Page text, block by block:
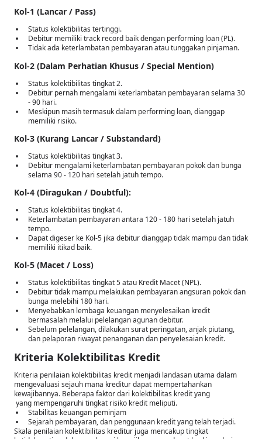
Kol-1 (Lancar / Pass)
Status kolektibilitas tertinggi.
Debitur memiliki track record baik dengan performing loan (PL).
Tidak ada keterlambatan pembayaran atau tunggakan pinjaman.
Kol-2 (Dalam Perhatian Khusus / Special Mention)
Status kolektibilitas tingkat 2.
Debitur pernah mengalami keterlambatan pembayaran selama 30
- 90 hari.
Meskipun masih termasuk dalam performing loan, dianggap
memiliki risiko.
Kol-3 (Kurang Lancar / Substandard)
Status kolektibilitas tingkat 3.
Debitur mengalami keterlambatan pembayaran pokok dan bunga
selama 90 - 120 hari setelah jatuh tempo.
Kol-4 (Diragukan / Doubtful):
Status kolektibilitas tingkat 4.
Keterlambatan pembayaran antara 120 - 180 hari setelah jatuh
tempo.
Dapat digeser ke Kol-5 jika debitur dianggap tidak mampu dan tidak
memiliki itikad baik.
Kol-5 (Macet / Loss)
Status kolektibilitas tingkat 5 atau Kredit Macet (NPL).
Debitur tidak mampu melakukan pembayaran angsuran pokok dan
bunga melebihi 180 hari.
Menyebabkan lembaga keuangan menyelesaikan kredit
bermasalah melalui pelelangan agunan debitur.
Sebelum pelelangan, dilakukan surat peringatan, anjak piutang,
dan pelaporan riwayat penanganan dan penyelesaian kredit.
Kriteria Kolektibilitas Kredit
Kriteria penilaian kolektibilitas kredit menjadi landasan utama dalam
mengevaluasi sejauh mana kreditur dapat mempertahankan
kewajibannya. Beberapa faktor dari kolektibilitas kredit yang
yang mempengaruhi tingkat risiko kredit meliputi.
Stabilitas keuangan peminjam
Sejarah pembayaran, dan penggunaan kredit yang telah terjadi.
Skala penilaian kolektibilitas kreditur juga mencakup tingkat